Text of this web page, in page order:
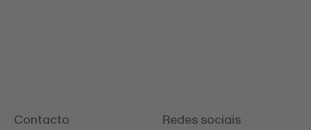
Contacto Redes sociais